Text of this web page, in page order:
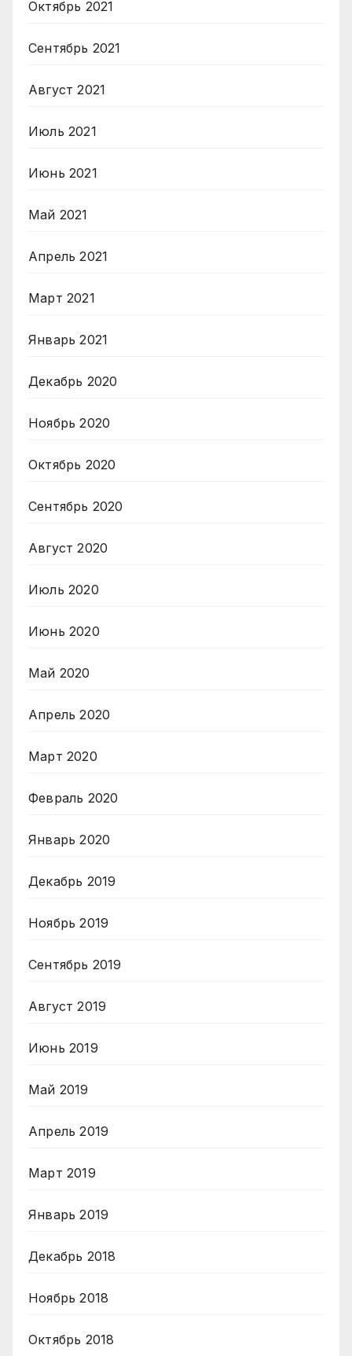
Октябрь 2021
Сентябрь 2021
Август 2021
Июль 2021
Июнь 2021
Май 2021
Апрель 2021
Март 2021
Январь 2021
Декабрь 2020
Ноябрь 2020
Октябрь 2020
Сентябрь 2020
Август 2020
Июль 2020
Июнь 2020
Май 2020
Апрель 2020
Март 2020
Февраль 2020
Январь 2020
Декабрь 2019
Ноябрь 2019
Сентябрь 2019
Август 2019
Июнь 2019
Май 2019
Апрель 2019
Март 2019
Январь 2019
Декабрь 2018
Ноябрь 2018
Октябрь 2018